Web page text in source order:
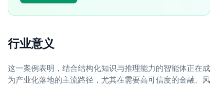
行业意义
这一案例表明，结合结构化知识与推理能力的智能体正在成
为产业化落地的主流路径，尤其在需要高可信度的金融、风